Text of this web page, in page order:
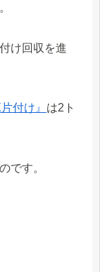
け回収を進
付け』 は2ト
です。